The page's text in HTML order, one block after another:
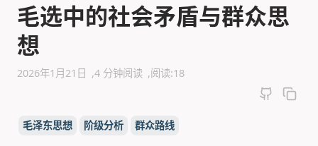
毛选中的社会矛盾与群众思
想
2026年1月21日 4 分钟阅读 阅读:18
毛泽东思想 阶级分析 群众路线